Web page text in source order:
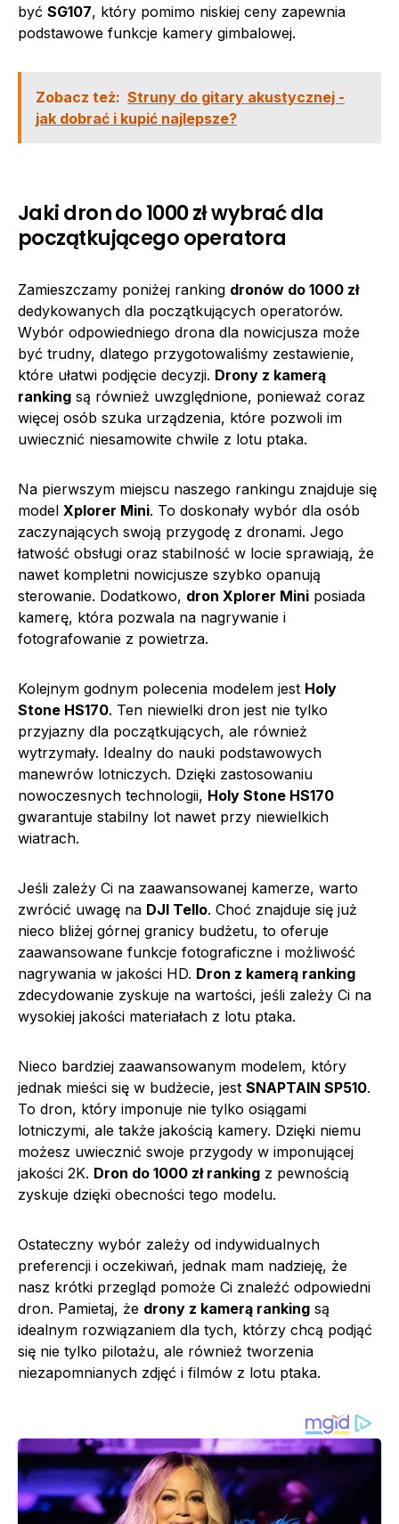
być SG107, który pomimo niskiej ceny zapewnia
podstawowe funkcje kamery gimbalowej.
Zobacz też: Struny do gitary akustycznej -
jak dobrać i kupić najlepsze?
Jaki dron do 1000 zł wybrać dla
początkującego operatora
Zamieszczamy poniżej ranking dronów do 1000 zł
dedykowanych dla początkujących operatorów.
Wybór odpowiedniego drona dla nowicjusza może
być trudny, dlatego przygotowaliśmy zestawienie,
które ułatwi podjęcie decyzji. Drony z kamerą
ranking są również uwzględnione, ponieważ coraz
więcej osób szuka urządzenia, które pozwoli im
uwiecznić niesamowite chwile z lotu ptaka.
Na pierwszym miejscu naszego rankingu znajduje się
model Xplorer Mini. To doskonały wybór dla osób
zaczynających swoją przygodę z dronami. Jego
łatwość obsługi oraz stabilność w locie sprawiają, że
nawet kompletni nowicjusze szybko opanują
sterowanie. Dodatkowo, dron Xplorer Mini posiada
kamerę, która pozwala na nagrywanie i
fotografowanie z powietrza.
Kolejnym godnym polecenia modelem jest Holy
Stone HS170. Ten niewielki dron jest nie tylko
przyjazny dla początkujących, ale również
wytrzymały. Idealny do nauki podstawowych
manewrów lotniczych. Dzięki zastosowaniu
nowoczesnych technologii, Holy Stone HS170
gwarantuje stabilny lot nawet przy niewielkich
wiatrach.
Jeśli zależy Ci na zaawansowanej kamerze, warto
zwrócić uwagę na DJI Tello. Choć znajduje się już
nieco bliżej górnej granicy budżetu, to oferuje
zaawansowane funkcje fotograficzne i możliwość
nagrywania w jakości HD. Dron z kamerą ranking
zdecydowanie zyskuje na wartości, jeśli zależy Ci na
wysokiej jakości materiałach z lotu ptaka.
Nieco bardziej zaawansowanym modelem, który
jednak mieści się w budżecie, jest SNAPTAIN SP510.
To dron, który imponuje nie tylko osiągami
lotniczymi, ale także jakością kamery. Dzięki niemu
możesz uwiecznić swoje przygody w imponującej
jakości 2K. Dron do 1000 zł ranking z pewnością
zyskuje dzięki obecności tego modelu.
Ostateczny wybór zależy od indywidualnych
preferencji i oczekiwań, jednak mam nadzieję, że
nasz krótki przegląd pomoże Ci znaleźć odpowiedni
dron. Pamietaj, że drony z kamerą ranking są
idealnym rozwiązaniem dla tych, którzy chcą podjąć
się nie tylko pilotażu, ale również tworzenia
niezapomnianych zdjęć i filmów z lotu ptaka.